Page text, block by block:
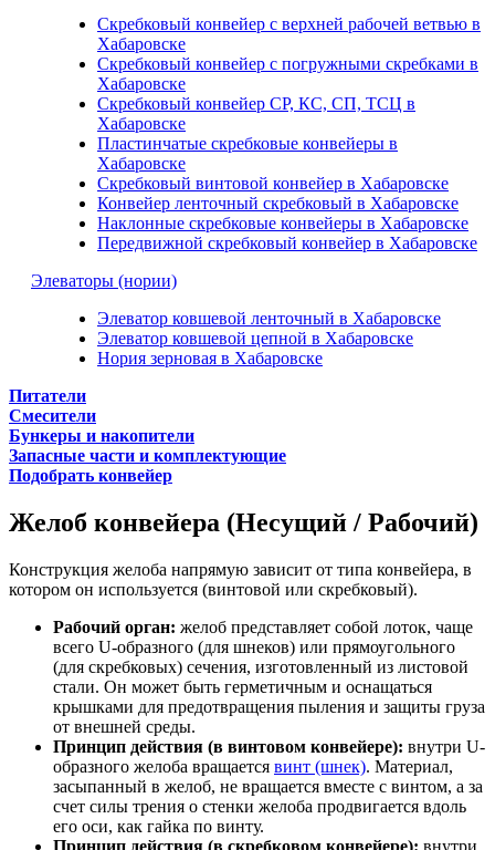
Скребковый конвейер с верхней рабочей ветвью в
Хабаровске
Скребковый конвейер с погружными скребками в
Хабаровске
Скребковый конвейер СР, КС, СП, ТСЦ в
Хабаровске
Пластинчатые скребковые конвейеры в
Хабаровске
Скребковый винтовой конвейер в Хабаровске
Конвейер ленточный скребковый в Хабаровске
Наклонные скребковые конвейеры в Хабаровске
Передвижной скребковый конвейер в Хабаровске
Элеваторы (нории)
Элеватор ковшевой ленточный в Хабаровске
Элеватор ковшевой цепной в Хабаровске
Нория зерновая в Хабаровске
Питатели
Смесители
Бункеры и накопители
Запасные части и комплектующие
Подобрать конвейер
Желоб конвейера (Несущий / Рабочий)
Конструкция желоба напрямую зависит от типа конвейера, в
котором он используется (винтовой или скребковый).
Рабочий орган: желоб представляет собой лоток, чаще
всего U-образного (для шнеков) или прямоугольного
(для скребковых) сечения, изготовленный из листовой
стали. Он может быть герметичным и оснащаться
крышками для предотвращения пыления и защиты груза
от внешней среды.
Принцип действия (в винтовом конвейере): внутри U-
образного желоба вращается винт (шнек). Материал,
засыпанный в желоб, не вращается вместе с винтом, а за
счет силы трения о стенки желоба продвигается вдоль
его оси, как гайка по винту.
Принцип действия (в скребковом конвейере): внутри